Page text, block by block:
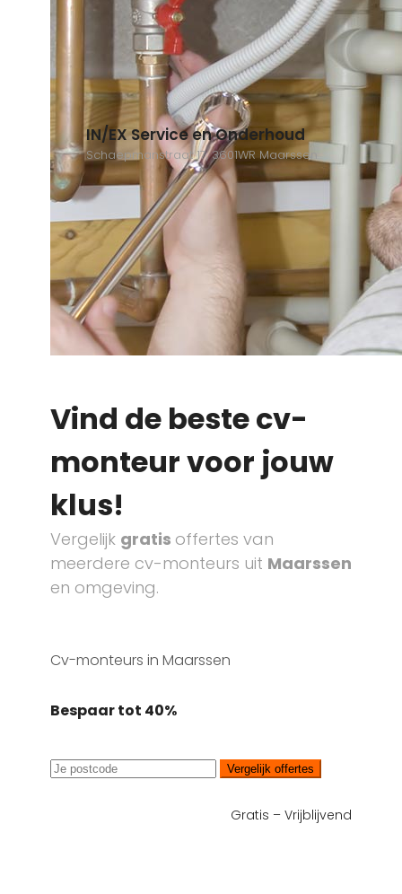
IN/EX Service en Onderhoud
Schaepmanstraat 17, 3601WR Maarssen
Vind de beste cv-
monteur voor jouw
klus!
Vergelijk gratis offertes van
meerdere cv-monteurs uit Maarssen
en omgeving.
Cv-monteurs in Maarssen
Bespaar tot 40%
Vergelijk offertes
Gratis – Vrijblijvend